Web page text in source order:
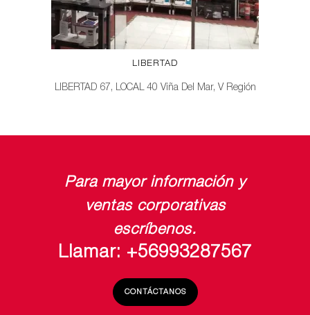
LIBERTAD
LIBERTAD 67, LOCAL 40 Viña Del Mar, V Región
Para mayor información y
ventas corporativas
escríbenos.
Llamar: +56993287567
CONTÁCTANOS